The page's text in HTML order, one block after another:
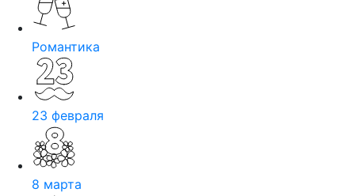
Романтика
23 февраля
8 марта